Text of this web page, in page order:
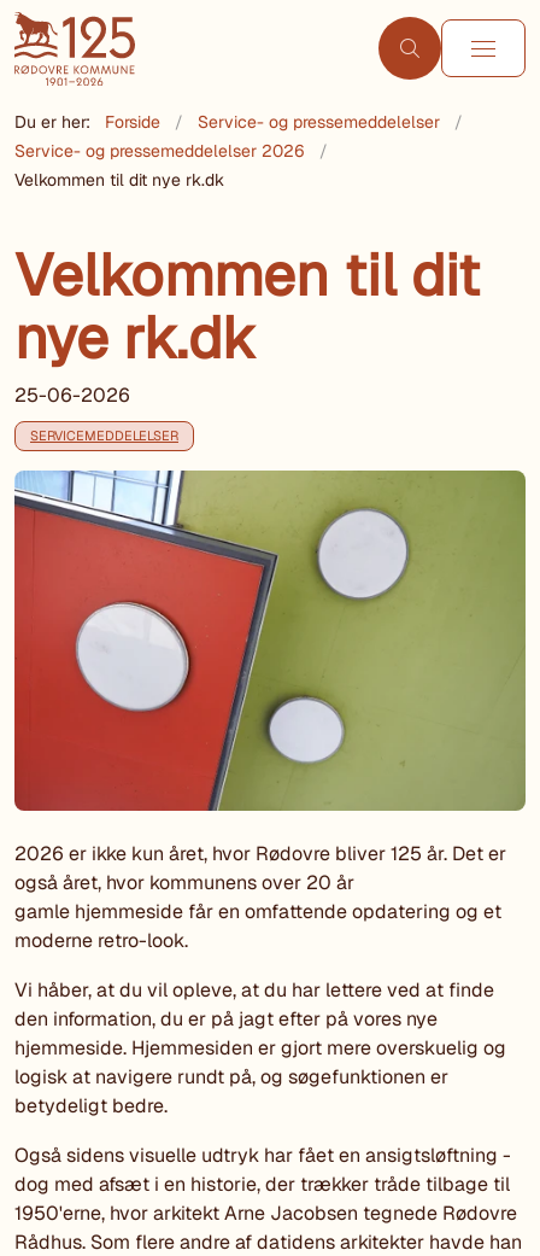
Du er her: Forside
Service- og pressemeddelelser
Service- og pressemeddelelser 2026
Velkommen til dit nye rk.dk
Velkommen til dit
nye rk.dk
25-06-2026
SERVICEMEDDELELSER
2026 er ikke kun året, hvor Rødovre bliver 125 år. Det er
også året, hvor kommunens over 20 år
gamle hjemmeside får en omfattende opdatering og et
moderne retro-look.
Vi håber, at du vil opleve, at du har lettere ved at finde
den information, du er på jagt efter på vores nye
hjemmeside. Hjemmesiden er gjort mere overskuelig og
logisk at navigere rundt på, og søgefunktionen er
betydeligt bedre.
Også sidens visuelle udtryk har fået en ansigtsløftning -
dog med afsæt i en historie, der trækker tråde tilbage til
1950'erne, hvor arkitekt Arne Jacobsen tegnede Rødovre
Rådhus. Som flere andre af datidens arkitekter havde han